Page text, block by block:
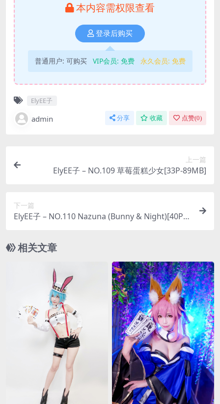
本内容需权限查看
登录后购买
普通用户: 可购买 VIP会员: 免费 永久会员: 免费
ElyEE子
admin 分享 收藏 点赞(0)
上一篇
ElyEE子 – NO.109 草莓蛋糕少女[33P-89MB]
下一篇
ElyEE子 – NO.110 Nazuna (Bunny & Night)[40P-1
相关文章